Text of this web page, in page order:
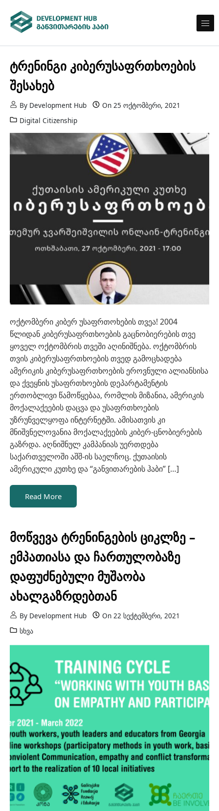
Skip to content
ᲒᲐᲜᲕᲘᲗᲐᲠᲔᲑᲘᲡ ᲰᲐᲑᲘ
ტრენინგი კიბერუსაფრთხოების
შესახებ
By Development Hub On 25 ოქტომბერი, 2021
Digital Citizenship
ოქტომბერი კიბერ უსაფრთოხების თვეა! 2004
წლიდან კიბერუსაფრთხოების გაცნობიერების თვე
ყოველ ოქტომბრის თვეში აღინიშნება. ოქტომბრის
თვის კიბერუსაფრთხოების თვედ გამოცხადება
ამერიკის კიბერუსაფრთხოების ეროვნული ალიანსისა
და ქვეყნის უსაფრთხოების დეპარტამენტის
ერთობლივი წამოწყებაა, რომლის მიზანია, ამერიკის
მოქალაქეების დაცვა და უსაფრთხოების
უზრუნველყოფა ინტერნეტში. ამისათვის კი
მნიშვნელოვანია მოქალაქეების კიბერ-ცნობიერების
გაზრდა. აღნიშნულ კამპანიას უერთდება
საქართველოში აშშ-ის საელჩოც. ქუთაისის
ამერიკული კუთხე და “განვითარების ჰაბი” […]
Read More
მოწვევა ტრენინგების ციკლზე –
ემპათიასა და ჩართულობაზე
დაფუძნებული მუშაობა
ახალგაზრდებთან
By Development Hub On 22 სექტემბერი, 2021
სხვა